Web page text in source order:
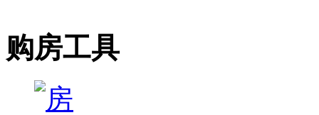
购房工具